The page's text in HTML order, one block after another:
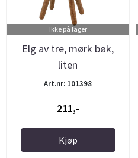
Ikke på lager
Elg av tre, mørk bøk,
liten
Art.nr: 101398
211,-
Kjøp